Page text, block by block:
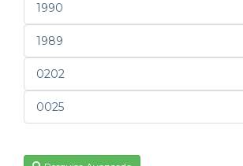
1990
1989
0202
0025